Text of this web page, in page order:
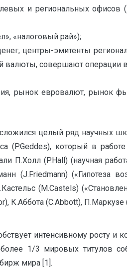
и региональных офисов
«налоговый рай»);
центры-эмитенты
валюты, совершают операции
рынок евровалют, рынок
сложился целый ряд научных
(P.Geddes), который в
П.Холл (P.Hall) (научная
(J.Friedmann) («Гипотеза
(M.Castels)
К.Аббота (C.Abbott), П.Маркузе
интенсивному росту и
1/3 мировых титулов
мира [1].